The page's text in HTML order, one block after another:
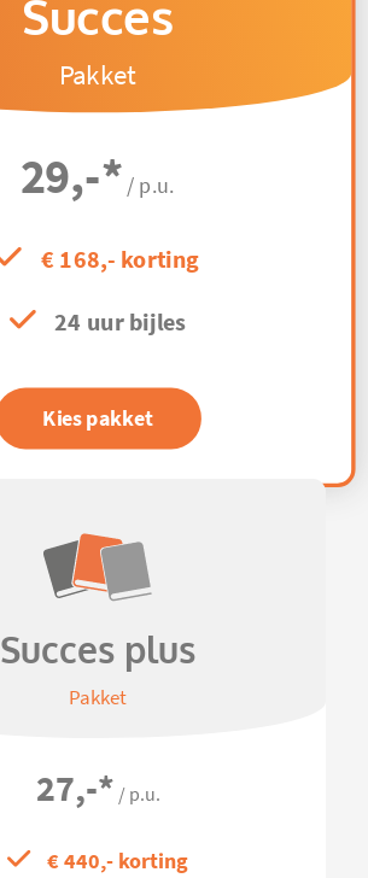
Succes
Pakket
29,-* / p.u.
€ 168,- korting
24 uur bijles
Kies pakket
Succes plus
Pakket
27,-* / p.u.
€ 440,- korting